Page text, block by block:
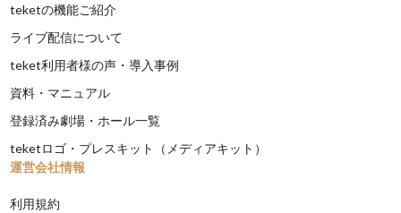
teketの機能ご紹介
ライブ配信について
teket利用者様の声・導入事例
資料・マニュアル
登録済み劇場・ホール一覧
teketロゴ・プレスキット（メディアキット）
運営会社情報
利用規約